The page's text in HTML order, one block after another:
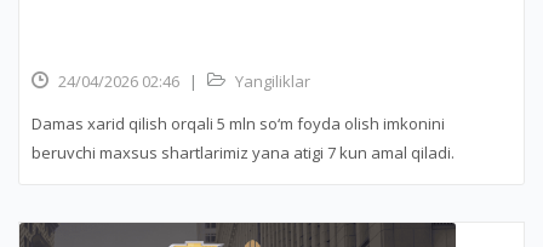
24/04/2026 02:46 |
Yangiliklar
Damas xarid qilish orqali 5 mln so‘m foyda olish imkonini
beruvchi maxsus shartlarimiz yana atigi 7 kun amal qiladi.